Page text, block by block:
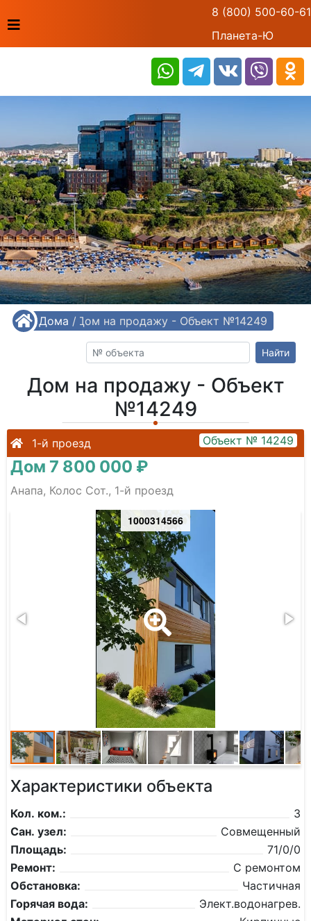
8 (800) 500-60-61
Планета-Ю
/ Дома / Дом на продажу - Объект №14249
Найти
Дом на продажу - Объект
№14249
1-й проезд Объект № 14249
Дом 7 800 000 ₽
Анапа, Колос Сот., 1-й проезд
1000314566
Характеристики объекта
Кол. ком.:
3
Сан. узел:
Совмещенный
Площадь:
71/0/0
Ремонт:
С ремонтом
Обстановка:
Частичная
Горячая вода:
Элект.водонагрев.